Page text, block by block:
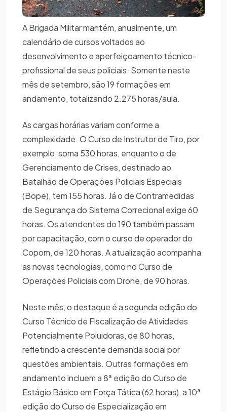
A Brigada Militar mantém, anualmente, um
calendário de cursos voltados ao
desenvolvimento e aperfeiçoamento técnico-
profissional de seus policiais. Somente neste
mês de setembro, são 19 formações em
andamento, totalizando 2.275 horas/aula.
As cargas horárias variam conforme a
complexidade. O Curso de Instrutor de Tiro, por
exemplo, soma 530 horas, enquanto o de
Gerenciamento de Crises, destinado ao
Batalhão de Operações Policiais Especiais
(Bope), tem 155 horas. Já o de Contramedidas
de Segurança do Sistema Correcional exige 60
horas. Os atendentes do 190 também passam
por capacitação, com o curso de operador do
Copom, de 120 horas. A atualização acompanha
as novas tecnologias, como no Curso de
Operações Policiais com Drone, de 90 horas.
Neste mês, o destaque é a segunda edição do
Curso Técnico de Fiscalização de Atividades
Potencialmente Poluidoras, de 80 horas,
refletindo a crescente demanda social por
questões ambientais. Outras formações em
andamento incluem a 8ª edição do Curso de
Estágio Básico em Força Tática (62 horas), a 10ª
edição do Curso de Especialização em